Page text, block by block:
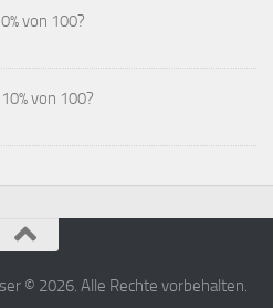
von 100?
von 100?
© 2026. Alle Rechte vorbehalten.